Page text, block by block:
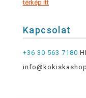
térkép itt
Kapcsolat
+36 30 563 7180